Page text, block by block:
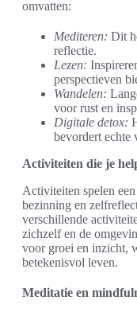
omvatten:
Mediteren: Dit
reflectie.
Lezen:
perspectieven
Wandelen:
voor rust en
Digitale detox:
bevordert echte
Activiteiten die je
Activiteiten spelen
bezinning en
verschillende
zichzelf en de
voor groei en inzicht,
betekenisvol leven.
Meditatie en